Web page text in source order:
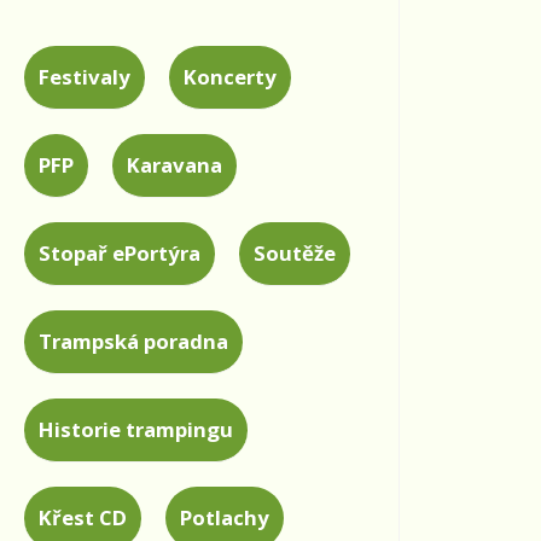
Festivaly Koncerty
PFP Karavana
Stopař ePortýra Soutěže
Trampská poradna
Historie trampingu
Křest CD Potlachy